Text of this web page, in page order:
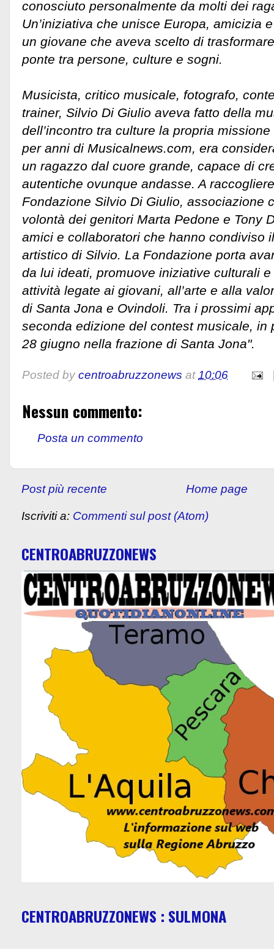
conosciuto personalmente da molti dei
Un’iniziativa che unisce Europa, amicizia
un giovane che aveva scelto di
ponte tra persone, culture e sogni.
Musicista, critico musicale, fotografo,
trainer, Silvio Di Giulio aveva fatto della
dell’incontro tra culture la propria
per anni di Musicalnews.com, era
un ragazzo dal cuore grande, capace di
autentiche ovunque andasse. A
Fondazione Silvio Di Giulio, associazione
volontà dei genitori Marta Pedone e Tony
amici e collaboratori che hanno condiviso
artistico di Silvio. La Fondazione porta
da lui ideati, promuove iniziative culturali
attività legate ai giovani, all’arte e alla
di Santa Jona e Ovindoli. Tra i prossimi
seconda edizione del contest musicale, in
28 giugno nella frazione di Santa Jona".
Posted by centroabruzzonews at10:06
Nessun commento:
Posta un commento
Post più recente Home page
Iscriviti a: Commenti sul post (Atom)
CENTROABRUZZONEWS
CENTROABRUZZONEWS : SULMONA